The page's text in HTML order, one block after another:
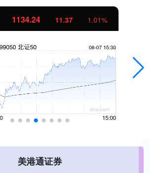
1134.24 11.37 1.01%
美港通证券